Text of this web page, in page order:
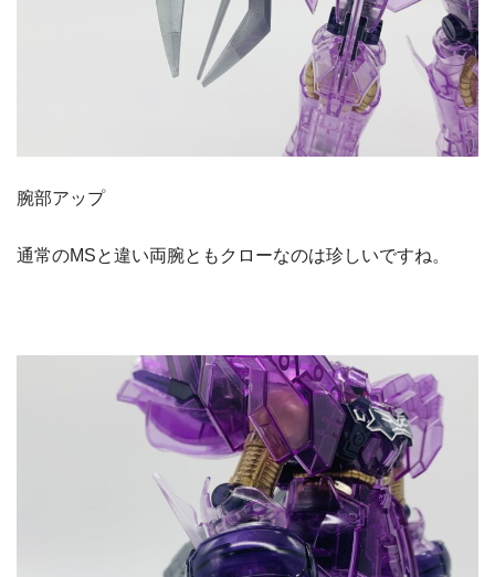
腕部アップ
通常のMSと違い両腕ともクローなのは珍しいですね。